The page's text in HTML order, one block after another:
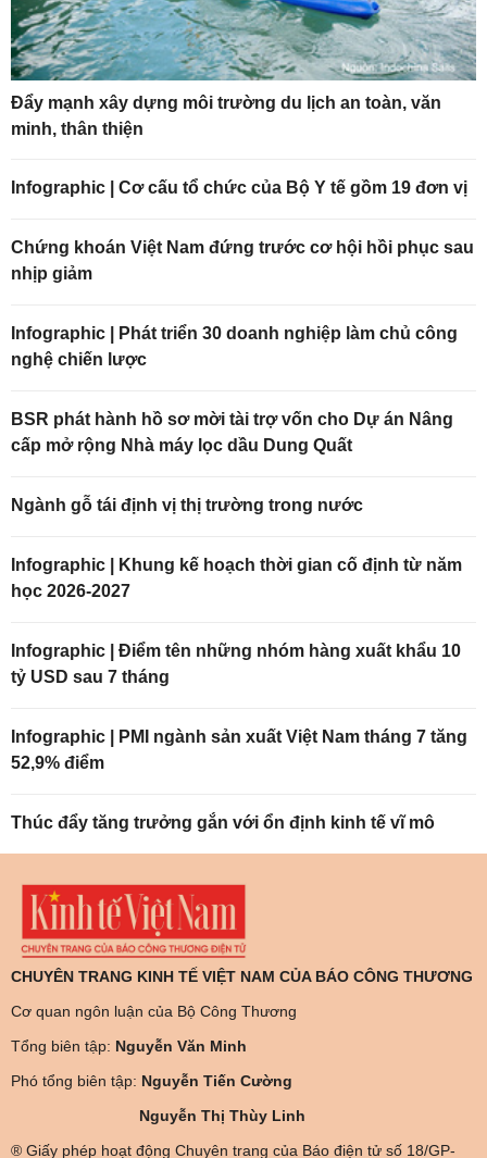
Đẩy mạnh xây dựng môi trường du lịch an toàn, văn
minh, thân thiện
Infographic | Cơ cấu tổ chức của Bộ Y tế gồm 19 đơn vị
Chứng khoán Việt Nam đứng trước cơ hội hồi phục sau
nhịp giảm
Infographic | Phát triển 30 doanh nghiệp làm chủ công
nghệ chiến lược
BSR phát hành hồ sơ mời tài trợ vốn cho Dự án Nâng
cấp mở rộng Nhà máy lọc dầu Dung Quất
Ngành gỗ tái định vị thị trường trong nước
Infographic | Khung kế hoạch thời gian cố định từ năm
học 2026-2027
Infographic | Điểm tên những nhóm hàng xuất khẩu 10
tỷ USD sau 7 tháng
Infographic | PMI ngành sản xuất Việt Nam tháng 7 tăng
52,9% điểm
Thúc đẩy tăng trưởng gắn với ổn định kinh tế vĩ mô
CHUYÊN TRANG KINH TẾ VIỆT NAM CỦA BÁO CÔNG THƯƠNG
Cơ quan ngôn luận của Bộ Công Thương
Tổng biên tập: Nguyễn Văn Minh
Phó tổng biên tập: Nguyễn Tiến Cường
Nguyễn Thị Thùy Linh
® Giấy phép hoạt động Chuyên trang của Báo điện tử số 18/GP-